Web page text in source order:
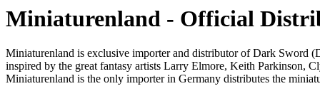
Miniaturenland - Official
Miniaturenland is exclusive importer and distributor of Dark Sword
inspired by the great fantasy artists Larry Elmore, Keith Parkinson,
Miniaturenland is the only importer in Germany distributes the